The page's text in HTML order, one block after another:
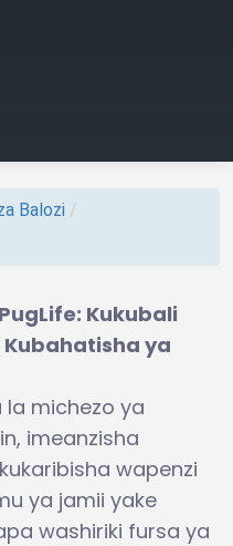
Balozi /
Kukubali
ya
la michezo ya
imeanzisha
wapenzi
ya jamii yake
washiriki fursa ya